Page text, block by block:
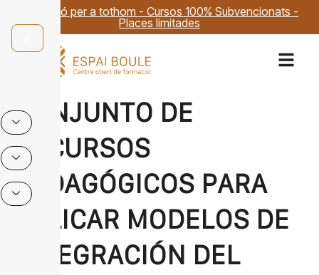
Formació per a tothom - Cursos 100% Subvencionats -
Places limitades
CONJUNTO DE
RECURSOS
PEDAGÓGICOS PARA
APLICAR MODELOS DE
INTEGRACIÓN DEL